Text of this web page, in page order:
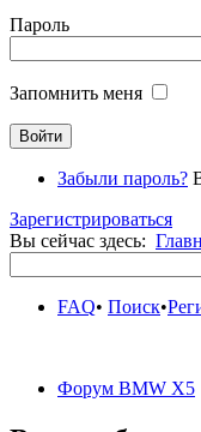
Пароль
Запомнить меня
Забыли пароль?
Зарегистрироваться
Вы сейчас здесь:
FAQ• Поиск•
Форум BMW X5